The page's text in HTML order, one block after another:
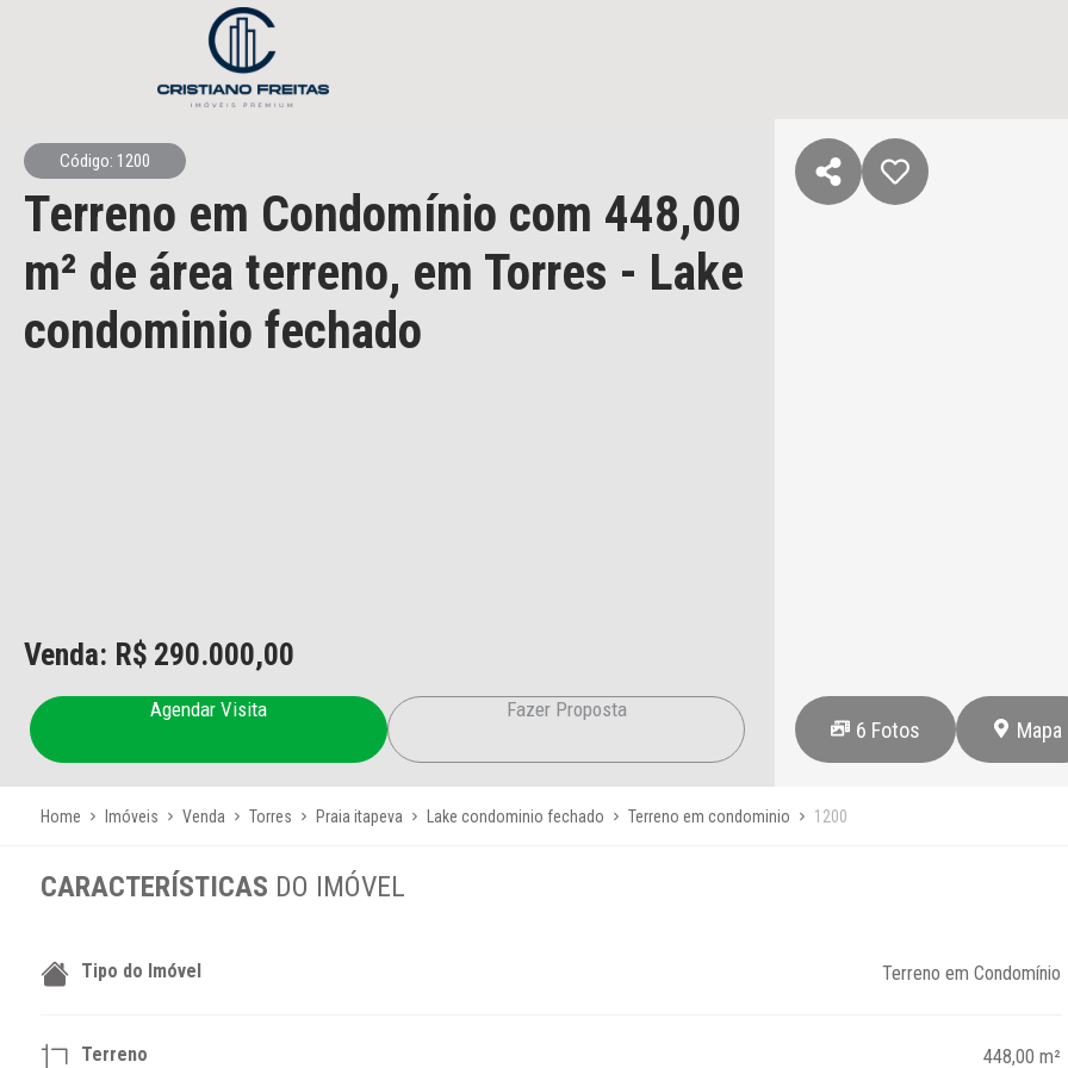
Código: 1200
Terreno em Condomínio com 448,00
m² de área terreno, em Torres - Lake
condominio fechado
Venda: R$ 290.000,00
Agendar Visita Fazer Proposta
6 Fotos Mapa
Home Imóveis Venda Torres Praia itapeva Lake condominio fechado Terreno em condominio 1200
CARACTERÍSTICAS DO IMÓVEL
Tipo do Imóvel Terreno em Condomínio
Terreno 448,00 m²